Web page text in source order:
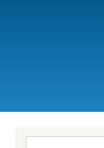
ฟอร์มค้นหา